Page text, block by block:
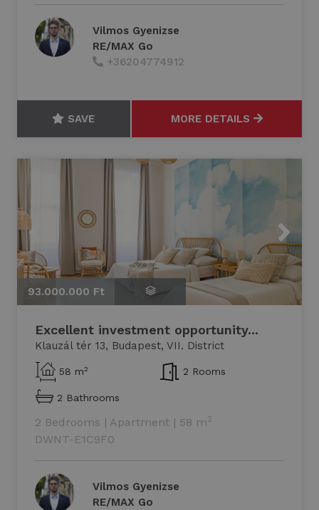
Vilmos Gyenizse
RE/MAX Go
+36204774912
SAVE MORE DETAILS
Previous
93.000.000 Ft
Excellent investment opportunity...
Klauzál tér 13, Budapest, VII. District
58 m2 2 Rooms
2 Bathrooms
2 Bedrooms | Apartment | 58 m2
DWNT-E1C9F0
Vilmos Gyenizse
RE/MAX Go